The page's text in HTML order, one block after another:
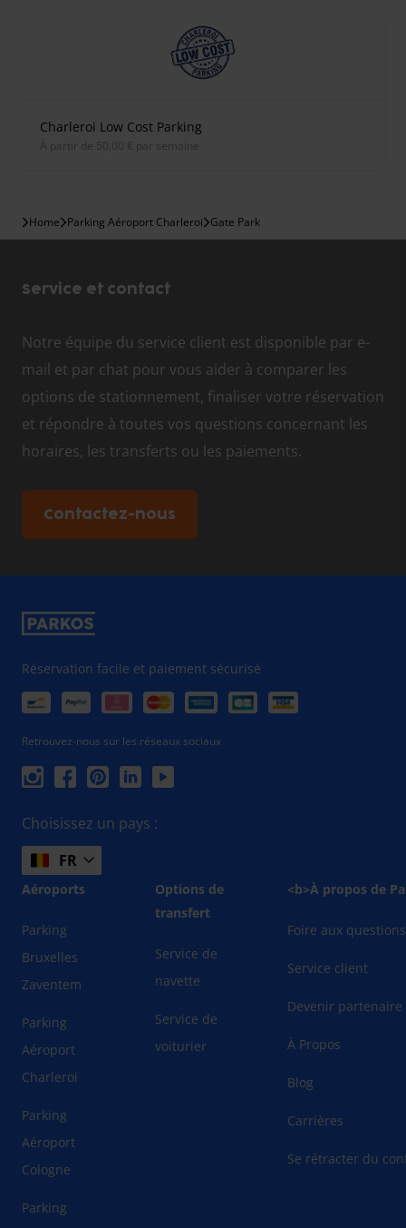
Charleroi Low Cost Parking
À partir de 50,00 € par semaine
Home Parking Aéroport Charleroi Gate Park
Service et contact
Notre équipe du service client est disponible par e-
mail et par chat pour vous aider à comparer les
options de stationnement, finaliser votre réservation
et répondre à toutes vos questions concernant les
horaires, les transferts ou les paiements.
Contactez-nous
Réservation facile et paiement sécurisé
Retrouvez-nous sur les réseaux sociaux
Choisissez un pays :
FR
Aéroports
Parking
Bruxelles
Zaventem
Parking
Aéroport
Charleroi
Parking
Aéroport
Cologne
Parking
Options de
transfert
Service de
navette
Service de
voiturier
<b>À propos de
Foire aux questions
Service client
Devenir partenaire
À Propos
Blog
Carrières
Se rétracter du